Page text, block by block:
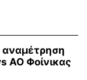
ΑΟ Φοίνικας